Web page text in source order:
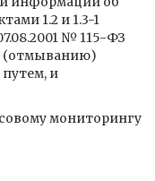
1.2 и 1.3-1
№ 115-ФЗ
(отмыванию)
и
мониторингу